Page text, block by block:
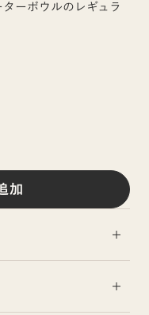
ーボウルのレギュラ
加